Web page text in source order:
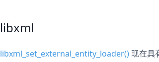
libxml
libxml_set_external_entity_loader()现在具